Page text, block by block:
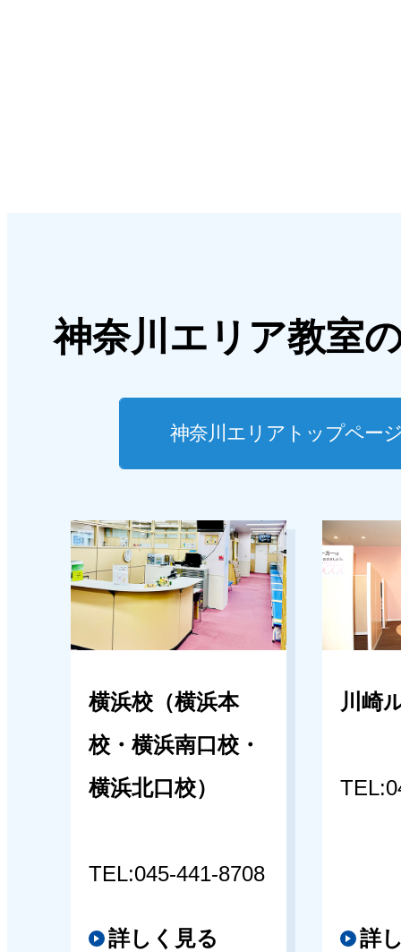
神奈川エリア教室
神奈川エリアトップペー
横浜校（横浜本
校・横浜南口校・
横浜北口校）
TEL:045-441-8708
詳しく見る
川崎
詳